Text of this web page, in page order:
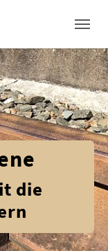
die